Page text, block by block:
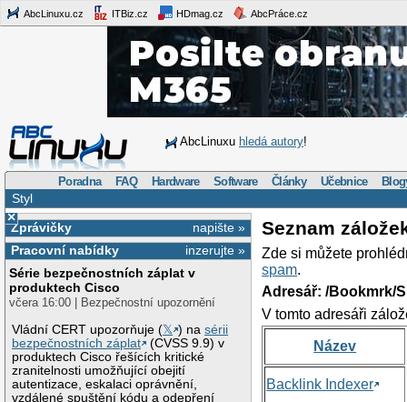
AbcLinuxu.cz ITBiz.cz HDmag.cz AbcPráce.cz
AbcLinuxu hledá autory!
Poradna FAQ Hardware Software Články Učebnice
Styl
×
napište »
Zprávičky
inzerujte »
Pracovní nabídky
Série bezpečnostních záplat v
produktech Cisco
včera 16:00 | Bezpečnostní upozornění
Vládní CERT upozorňuje (𝕏 ) nasérii
bezpečnostních záplat
(CVSS 9.9) v
produktech Cisco řešících kritické
zranitelnosti umožňující obejití
autentizace, eskalaci oprávnění,
vzdálené spuštění kódu a odepření
Seznam
Zde si můžete
spam.
Adresář: /Bookmrk/
V tomto adresáři
Název
Backlink Indexer